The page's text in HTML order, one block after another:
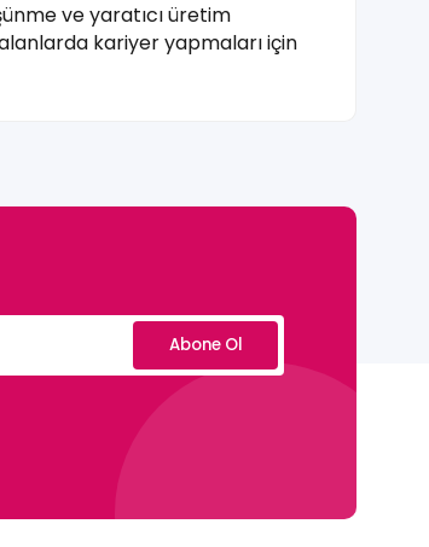
ve yaratıcı üretim
kariyer yapmaları için
Abone Ol